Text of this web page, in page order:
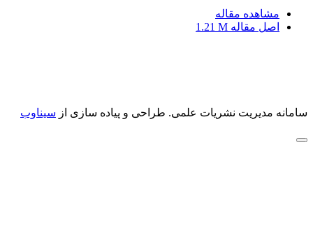
مشاهده مقاله
اصل مقاله 1.21 M
سامانه مدیریت نشریات علمی. طراحی و پیاده سازی از سیناوب